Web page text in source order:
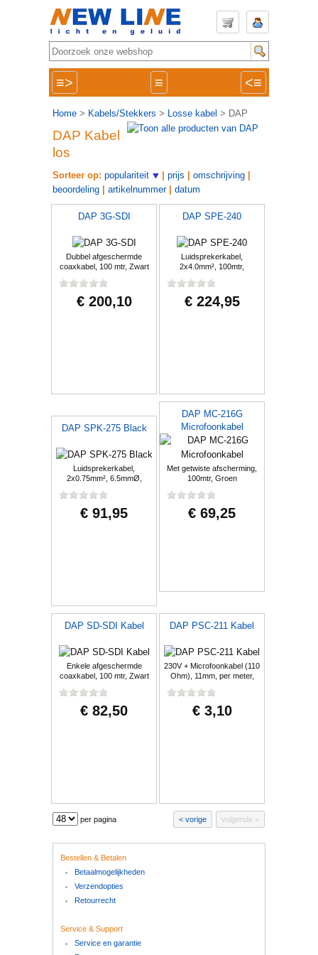
≡> ≡ <≡
Home > Kabels/Stekkers > Losse kabel > DAP
DAP Kabel
los
Sorteer op: populariteit prijs omschrijving
beoordeling
artikelnummer| datum
DAP 3G-SDI
Dubbel afgeschermde
coaxkabel, 100 mtr, Zwart
€ 200,10
DAP SPE-240
Luidsprekerkabel,
2x4.0mm², 100mtr,
€ 224,95
DAP SPK-275 Black
Luidsprekerkabel,
2x0.75mm², 6.5mmØ,
€ 91,95
DAP MC-216G
Microfoonkabel
Met getwiste afscherming,
100mtr, Groen
€ 69,25
DAP SD-SDI Kabel
Enkele afgeschermde
coaxkabel, 100 mtr, Zwart
€ 82,50
DAP PSC-211 Kabel
230V + Microfoonkabel (110
Ohm), 11mm, per meter,
€ 3,10
per pagina vorige volgende
Bestellen & Betalen
Betaalmogelijkheden
Verzendopties
Retourrecht
Service & Support
Service en garantie